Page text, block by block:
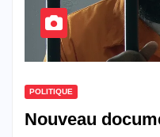
POLITIQUE
Nouveau